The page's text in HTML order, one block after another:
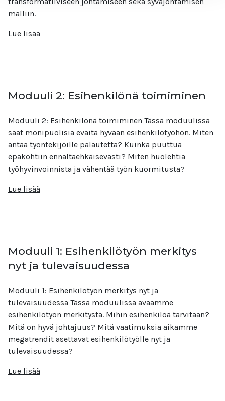
malliin.
Lue lisää
Moduuli 2: Esihenkilönä toimiminen
Moduuli 2: Esihenkilönä toimiminen Tässä moduulissa
saat monipuolisia eväitä hyvään esihenkilötyöhön. Miten
antaa työntekijöille palautetta? Kuinka puuttua
epäkohtiin ennaltaehkäisevästi? Miten huolehtia
työhyvinvoinnista ja vähentää työn kuormitusta?
Lue lisää
Moduuli 1: Esihenkilötyön merkitys
nyt ja tulevaisuudessa
Moduuli 1: Esihenkilötyön merkitys nyt ja
tulevaisuudessa Tässä moduulissa avaamme
esihenkilötyön merkitystä. Mihin esihenkilöä tarvitaan?
Mitä on hyvä johtajuus? Mitä vaatimuksia aikamme
megatrendit asettavat esihenkilötyölle nyt ja
tulevaisuudessa?
Lue lisää